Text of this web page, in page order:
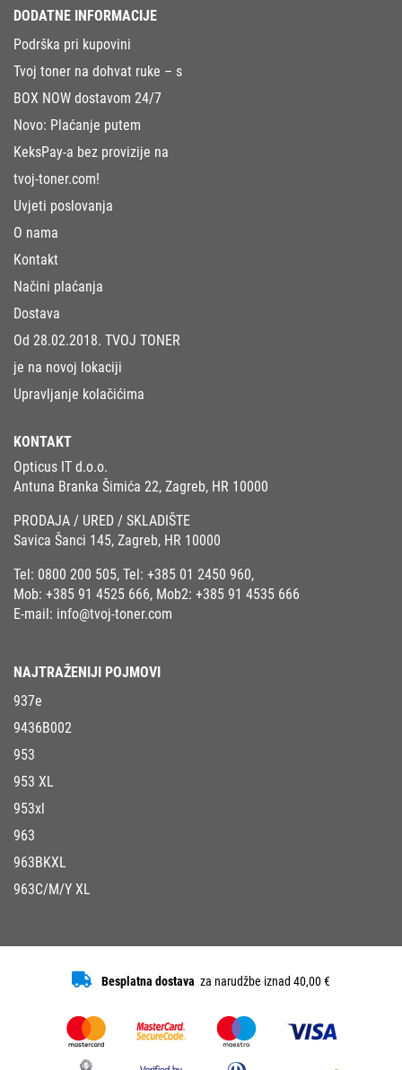
DODATNE INFORMACIJE
Podrška pri kupovini
Tvoj toner na dohvat ruke – s
BOX NOW dostavom 24/7
Novo: Plaćanje putem
KeksPay-a bez provizije na
tvoj-toner.com!
Uvjeti poslovanja
O nama
Kontakt
Načini plaćanja
Dostava
Od 28.02.2018. TVOJ TONER
je na novoj lokaciji
Upravljanje kolačićima
KONTAKT
Opticus IT d.o.o.
Antuna Branka Šimića 22, Zagreb, HR 10000
PRODAJA / URED / SKLADIŠTE
Savica Šanci 145, Zagreb, HR 10000
Tel: 0800 200 505, Tel: +385 01 2450 960,
Mob: +385 91 4525 666, Mob2: +385 91 4535 666
E-mail: info@tvoj-toner.com
NAJTRAŽENIJI POJMOVI
937e
9436B002
953
953 XL
953xl
963
963BKXL
963C/M/Y XL
Besplatna dostava za narudžbe iznad 40,00 €